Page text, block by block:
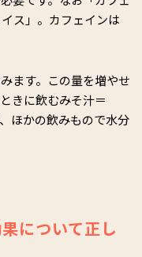
ス」。カフェインは
ます。この量を増やせ
きに飲むみそ汁＝
ほかの飲みもので水分
について正し